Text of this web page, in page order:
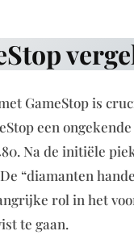
GameStop is
een
Na de initiële
“diamanten
rol in het
te gaan.